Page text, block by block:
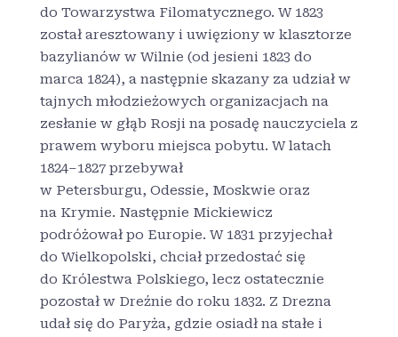
do Towarzystwa Filomatycznego. W 1823
został aresztowany i uwięziony w klasztorze
bazylianów w Wilnie (od jesieni 1823 do
marca 1824), a następnie skazany za udział w
tajnych młodzieżowych organizacjach na
zesłanie w głąb Rosji na posadę nauczyciela z
prawem wyboru miejsca pobytu. W latach
1824–1827 przebywał
w Petersburgu, Odessie, Moskwie oraz
na Krymie. Następnie Mickiewicz
podróżował po Europie. W 1831 przyjechał
do Wielkopolski, chciał przedostać się
do Królestwa Polskiego, lecz ostatecznie
pozostał w Dreźnie do roku 1832. Z Drezna
udał się do Paryża, gdzie osiadł na stałe i